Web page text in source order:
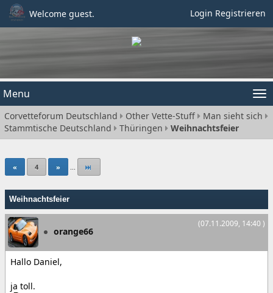
Welcome guest. Login Registrieren
Menu
Corvetteforum Deutschland Other Vette-Stuff
Man sieht sich
Stammtische Deutschland
Thüringen Weihnachtsfeier
« 4 » ...
Weihnachtsfeier
(07.11.2009, 14:40 )
orange66
Hallo Daniel,
ja toll.